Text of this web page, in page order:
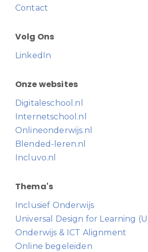
Contact
Volg Ons
LinkedIn
Onze websites
Digitaleschool.nl
Internetschool.nl
Onlineonderwijs.nl
Blended-leren.nl
Incluvo.nl
Thema's
Inclusief Onderwijs
Universal Design for Learning
Onderwijs & ICT Alignment
Online begeleiden